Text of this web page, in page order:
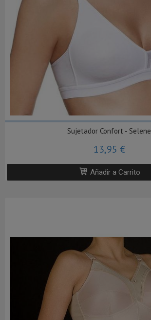
Sujetador Confort - Selene
13,95 €
Añadir a Carrito